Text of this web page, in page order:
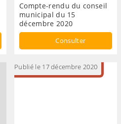
Compte-rendu du conseil
municipal du 15
décembre 2020
CONSEIL MUNICIPAL
Consulter
Publié le 17 décembre 2020